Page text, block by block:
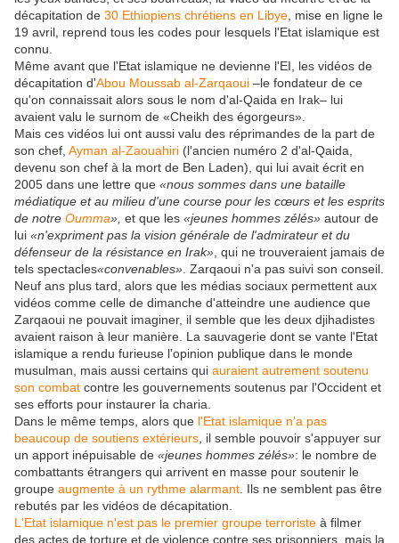
décapitation de 30 Ethiopiens chrétiens en Libye , mise en ligne le
19 avril, reprend tous les codes pour lesquels l'Etat islamique est
connu.
Même avant que l'Etat islamique ne devienne l'EI, les vidéos de
décapitation d'Abou Moussab al-Zarqaoui –le fondateur de ce
qu'on connaissait alors sous le nom d'al-Qaida en Irak– lui
avaient valu le surnom de «Cheikh des égorgeurs».
Mais ces vidéos lui ont aussi valu des réprimandes de la part de
son chef, Ayman al-Zaouahiri (l'ancien numéro 2 d'al-Qaida,
devenu son chef à la mort de Ben Laden), qui lui avait écrit en
2005 dans une lettre que «nous sommes dans une bataille
médiatique et au milieu d'une course pour les cœurs et les esprits
de notre Oumma», et que les «jeunes hommes zélés» autour de
lui «n'expriment pas la vision générale de l'admirateur et du
défenseur de la résistance en Irak» , qui ne trouveraient jamais de
tels spectacles«convenables» . Zarqaoui n'a pas suivi son conseil.
Neuf ans plus tard, alors que les médias sociaux permettent aux
vidéos comme celle de dimanche d'atteindre une audience que
Zarqaoui ne pouvait imaginer, il semble que les deux djihadistes
avaient raison à leur manière. La sauvagerie dont se vante l'Etat
islamique a rendu furieuse l'opinion publique dans le monde
musulman, mais aussi certains qui auraient autrement soutenu
son combat contre les gouvernements soutenus par l'Occident et
ses efforts pour instaurer la charia.
Dans le même temps, alors que l'Etat islamique n'a pas
beaucoup de soutiens extérieurs , il semble pouvoir s'appuyer sur
un apport inépuisable de «jeunes hommes zélés»: le nombre de
combattants étrangers qui arrivent en masse pour soutenir le
groupe augmente à un rythme alarmant . Ils ne semblent pas être
rebutés par les vidéos de décapitation.
L'Etat islamique n'est pas le premier groupe terroriste à filmer
des actes de torture et de violence contre ses prisonniers, mais la